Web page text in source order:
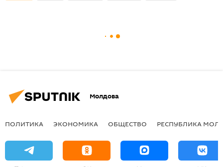
Молдова
ПОЛИТИКА ЭКОНОМИКА ОБЩЕСТВО РЕСПУБЛИКА